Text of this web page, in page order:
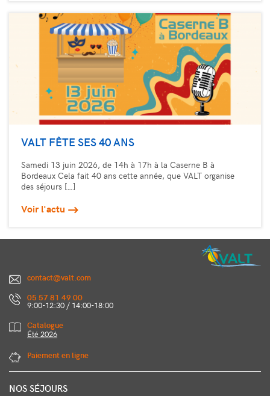
VALT FÊTE SES 40 ANS
Samedi 13 juin 2026, de 14h à 17h à la Caserne B à
Bordeaux Cela fait 40 ans cette année, que VALT organise
des séjours […]
Voir l'actu
contact@valt.com
05 57 81 49 00
9:00-12:30 / 14:00-18:00
Catalogue
Été 2026
Paiement en ligne
NOS SÉJOURS